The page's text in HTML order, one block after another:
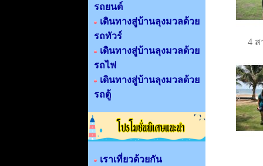
รถยนต์
เดินทางสู่บ้านลุงมวลด้วย
รถทัวร์
เดินทางสู่บ้านลุงมวลด้วย
รถไฟ
เดินทางสู่บ้านลุงมวลด้วย
รถตู้
เราเที่ยวด้วยกัน
4 ส